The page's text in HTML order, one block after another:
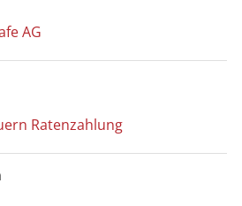
AG
Ratenzahlung